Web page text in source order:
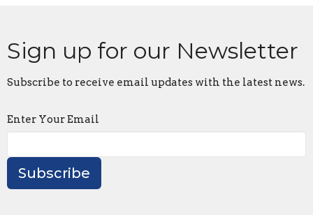
Sign up for our Newsletter
Subscribe to receive email updates with the latest news.
Enter Your Email
Subscribe